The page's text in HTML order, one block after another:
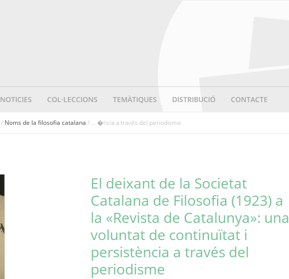
NOTICIES COL·LECCIONS TEMÀTIQUES DISTRIBUCIÓ CONTACTE
/ Noms de la filosofia catalana / ... �ncia a través del periodisme
El deixant de la Societat
Catalana de Filosofia (1923) a
la «Revista de Catalunya»: una
voluntat de continuïtat i
persistència a través del
periodisme